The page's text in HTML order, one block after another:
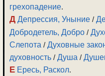
грехопадение.
Д Депрессия, Уныние /
Добродетель, Добро /
Слепота /Духовные
духовность /Душа /
Е Ересь, Раскол.